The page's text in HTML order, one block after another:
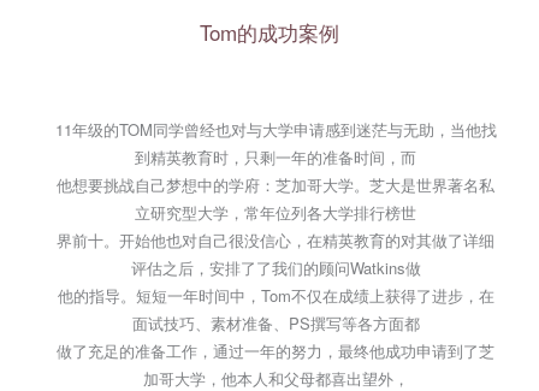
Tom的成功案例
11年级的TOM同学曾经也对与大学申请感到迷茫与无助，当他找
到精英教育时，只剩一年的准备时间，而
他想要挑战自己梦想中的学府：芝加哥大学。芝大是世界著名私
立研究型大学，常年位列各大学排行榜世
界前十。开始他也对自己很没信心，在精英教育的对其做了详细
评估之后，安排了了我们的顾问Watkins做
他的指导。短短一年时间中，Tom不仅在成绩上获得了进步，在
面试技巧、素材准备、PS撰写等各方面都
做了充足的准备工作，通过一年的努力，最终他成功申请到了芝
加哥大学，他本人和父母都喜出望外，